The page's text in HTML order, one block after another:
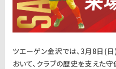
ツエーゲン金沢では、3月8日(
おいて、クラブの歴史を支えた守